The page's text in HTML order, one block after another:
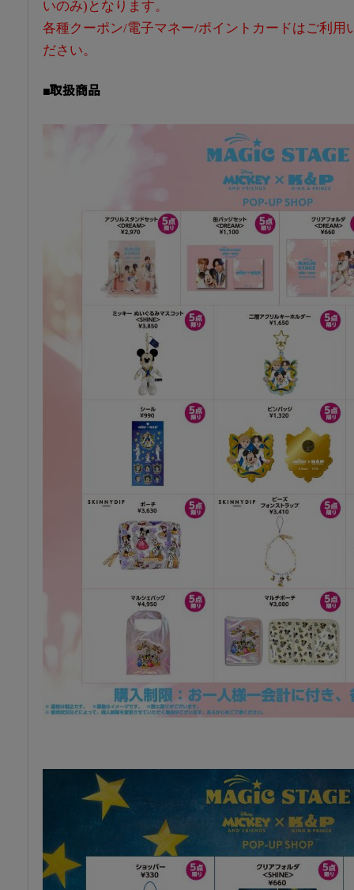
いのみ)となります。
各種クーポン/電子マネー/ポイントカードはご利用
ださい。
■取扱商品